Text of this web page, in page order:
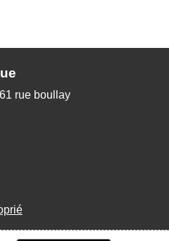
rue boullay